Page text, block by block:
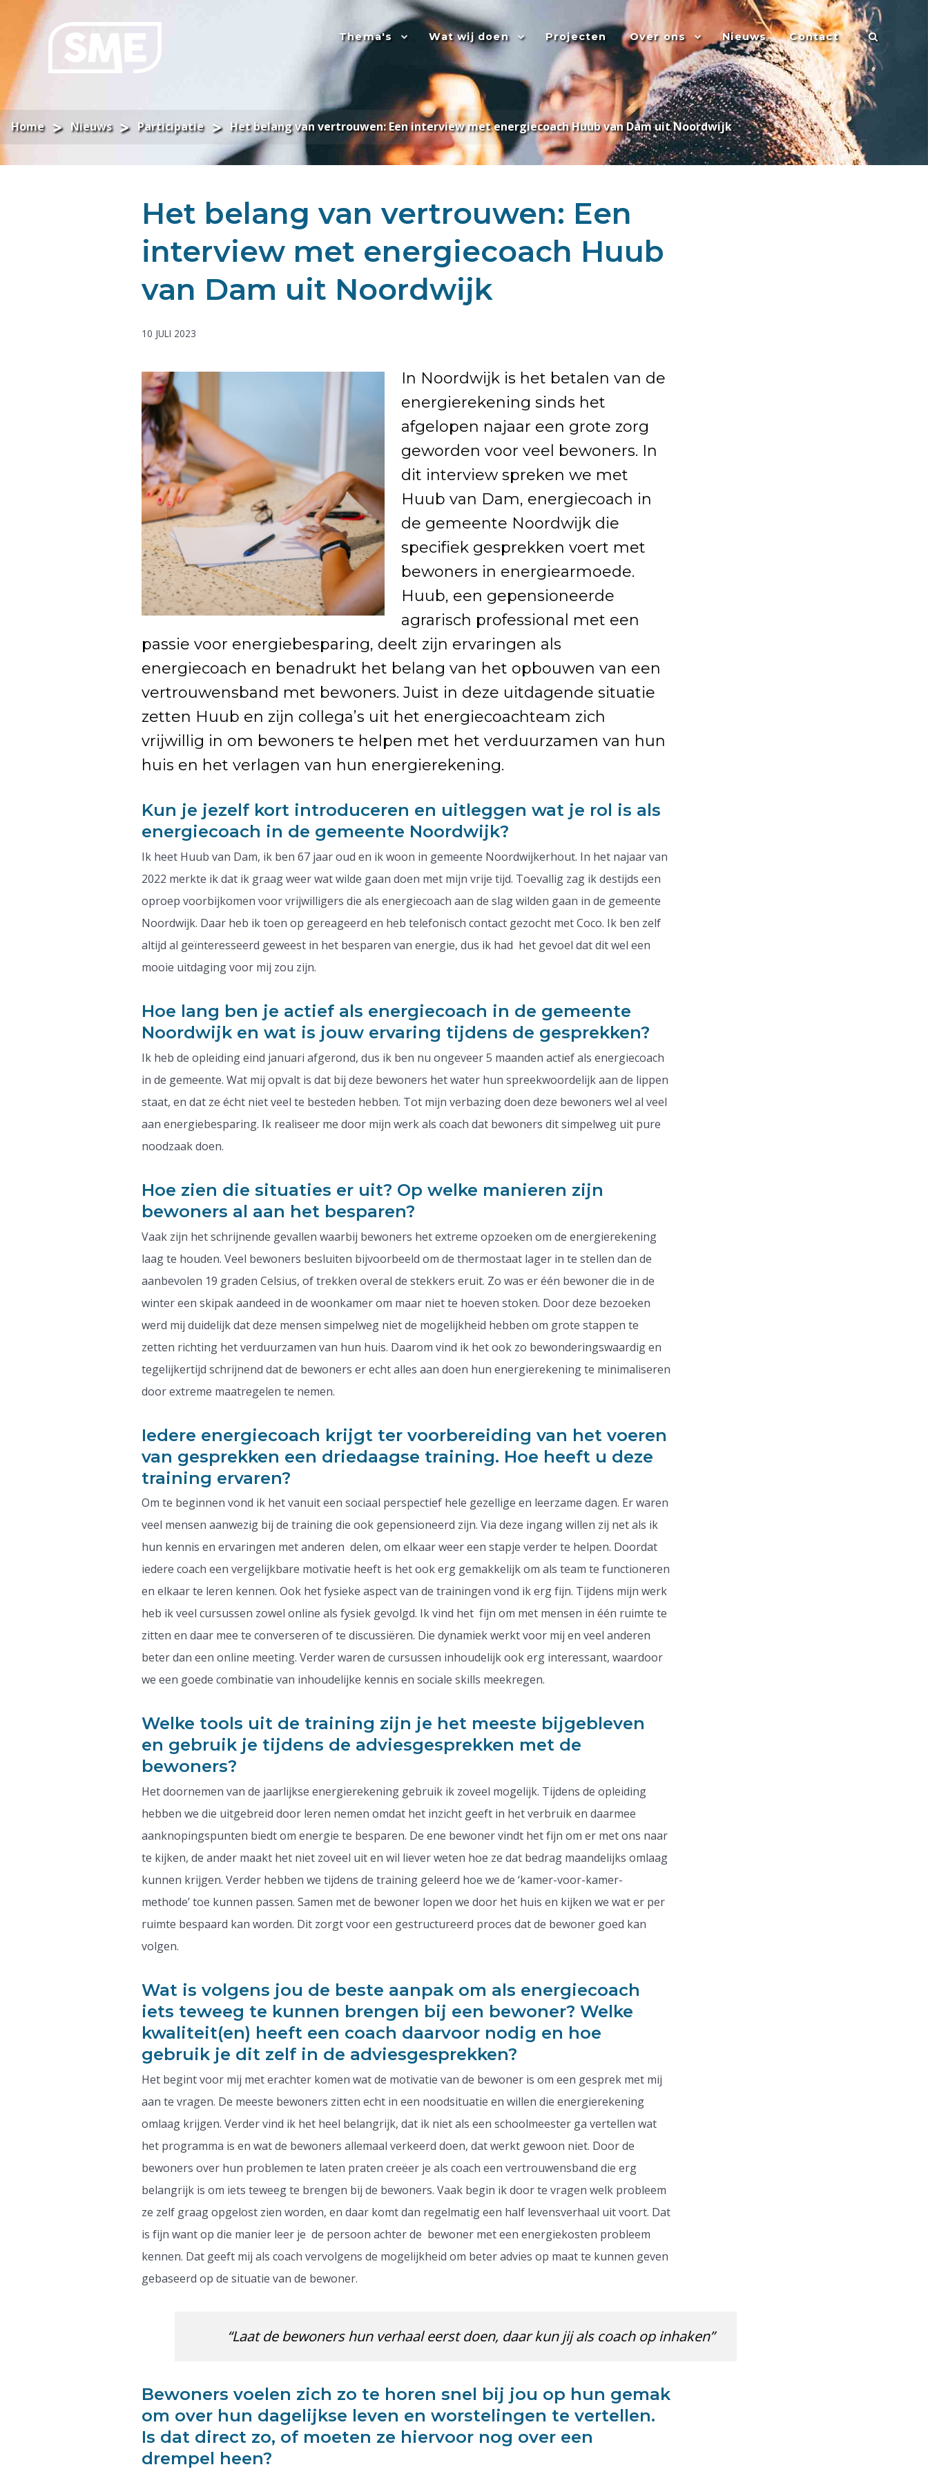
Thema's Wat wij doen Projecten Over ons Nieuws Contact
Home Nieuws Participatie Het belang van vertrouwen: Een interview met energiecoach Huub van Dam uit Noordwijk
Het belang van vertrouwen: Een
interview met energiecoach Huub
van Dam uit Noordwijk
10 JULI 2023
In Noordwijk is het betalen van de
energierekening sinds het
afgelopen najaar een grote zorg
geworden voor veel bewoners. In
dit interview spreken we met
Huub van Dam, energiecoach in
de gemeente Noordwijk die
specifiek gesprekken voert met
bewoners in energiearmoede.
Huub, een gepensioneerde
agrarisch professional met een
passie voor energiebesparing, deelt zijn ervaringen als
energiecoach en benadrukt het belang van het opbouwen van een
vertrouwensband met bewoners. Juist in deze uitdagende situatie
zetten Huub en zijn collega’s uit het energiecoachteam zich
vrijwillig in om bewoners te helpen met het verduurzamen van hun
huis en het verlagen van hun energierekening.
Kun je jezelf kort introduceren en uitleggen wat je rol is als
energiecoach in de gemeente Noordwijk?
Ik heet Huub van Dam, ik ben 67 jaar oud en ik woon in gemeente Noordwijkerhout. In het najaar van
2022 merkte ik dat ik graag weer wat wilde gaan doen met mijn vrije tijd. Toevallig zag ik destijds een
oproep voorbijkomen voor vrijwilligers die als energiecoach aan de slag wilden gaan in de gemeente
Noordwijk. Daar heb ik toen op gereageerd en heb telefonisch contact gezocht met Coco. Ik ben zelf
altijd al geïnteresseerd geweest in het besparen van energie, dus ik had het gevoel dat dit wel een
mooie uitdaging voor mij zou zijn.
Hoe lang ben je actief als energiecoach in de gemeente
Noordwijk en wat is jouw ervaring tijdens de gesprekken?
Ik heb de opleiding eind januari afgerond, dus ik ben nu ongeveer 5 maanden actief als energiecoach
in de gemeente. Wat mij opvalt is dat bij deze bewoners het water hun spreekwoordelijk aan de lippen
staat, en dat ze écht niet veel te besteden hebben. Tot mijn verbazing doen deze bewoners wel al veel
aan energiebesparing. Ik realiseer me door mijn werk als coach dat bewoners dit simpelweg uit pure
noodzaak doen.
Hoe zien die situaties er uit? Op welke manieren zijn
bewoners al aan het besparen?
Vaak zijn het schrijnende gevallen waarbij bewoners het extreme opzoeken om de energierekening
laag te houden. Veel bewoners besluiten bijvoorbeeld om de thermostaat lager in te stellen dan de
aanbevolen 19 graden Celsius, of trekken overal de stekkers eruit. Zo was er één bewoner die in de
winter een skipak aandeed in de woonkamer om maar niet te hoeven stoken. Door deze bezoeken
werd mij duidelijk dat deze mensen simpelweg niet de mogelijkheid hebben om grote stappen te
zetten richting het verduurzamen van hun huis. Daarom vind ik het ook zo bewonderingswaardig en
tegelijkertijd schrijnend dat de bewoners er echt alles aan doen hun energierekening te minimaliseren
door extreme maatregelen te nemen.
Iedere energiecoach krijgt ter voorbereiding van het voeren
van gesprekken een driedaagse training. Hoe heeft u deze
training ervaren?
Om te beginnen vond ik het vanuit een sociaal perspectief hele gezellige en leerzame dagen. Er waren
veel mensen aanwezig bij de training die ook gepensioneerd zijn. Via deze ingang willen zij net als ik
hun kennis en ervaringen met anderen delen, om elkaar weer een stapje verder te helpen. Doordat
iedere coach een vergelijkbare motivatie heeft is het ook erg gemakkelijk om als team te functioneren
en elkaar te leren kennen. Ook het fysieke aspect van de trainingen vond ik erg fijn. Tijdens mijn werk
heb ik veel cursussen zowel online als fysiek gevolgd. Ik vind het fijn om met mensen in één ruimte te
zitten en daar mee te converseren of te discussiëren. Die dynamiek werkt voor mij en veel anderen
beter dan een online meeting. Verder waren de cursussen inhoudelijk ook erg interessant, waardoor
we een goede combinatie van inhoudelijke kennis en sociale skills meekregen.
Welke tools uit de training zijn je het meeste bijgebleven
en gebruik je tijdens de adviesgesprekken met de
bewoners?
Het doornemen van de jaarlijkse energierekening gebruik ik zoveel mogelijk. Tijdens de opleiding
hebben we die uitgebreid door leren nemen omdat het inzicht geeft in het verbruik en daarmee
aanknopingspunten biedt om energie te besparen. De ene bewoner vindt het fijn om er met ons naar
te kijken, de ander maakt het niet zoveel uit en wil liever weten hoe ze dat bedrag maandelijks omlaag
kunnen krijgen. Verder hebben we tijdens de training geleerd hoe we de ‘kamer-voor-kamer-
methode’ toe kunnen passen. Samen met de bewoner lopen we door het huis en kijken we wat er per
ruimte bespaard kan worden. Dit zorgt voor een gestructureerd proces dat de bewoner goed kan
volgen.
Wat is volgens jou de beste aanpak om als energiecoach
iets teweeg te kunnen brengen bij een bewoner? Welke
kwaliteit(en) heeft een coach daarvoor nodig en hoe
gebruik je dit zelf in de adviesgesprekken?
Het begint voor mij met erachter komen wat de motivatie van de bewoner is om een gesprek met mij
aan te vragen. De meeste bewoners zitten echt in een noodsituatie en willen die energierekening
omlaag krijgen. Verder vind ik het heel belangrijk, dat ik niet als een schoolmeester ga vertellen wat
het programma is en wat de bewoners allemaal verkeerd doen, dat werkt gewoon niet. Door de
bewoners over hun problemen te laten praten creëer je als coach een vertrouwensband die erg
belangrijk is om iets teweeg te brengen bij de bewoners. Vaak begin ik door te vragen welk probleem
ze zelf graag opgelost zien worden, en daar komt dan regelmatig een half levensverhaal uit voort. Dat
is fijn want op die manier leer je de persoon achter de bewoner met een energiekosten probleem
kennen. Dat geeft mij als coach vervolgens de mogelijkheid om beter advies op maat te kunnen geven
gebaseerd op de situatie van de bewoner.
“Laat de bewoners hun verhaal eerst doen, daar kun jij als coach op inhaken”
Bewoners voelen zich zo te horen snel bij jou op hun gemak
om over hun dagelijkse leven en worstelingen te vertellen.
Is dat direct zo, of moeten ze hiervoor nog over een
drempel heen?